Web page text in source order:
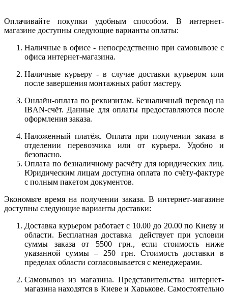
Оплачивайте покупки удобным способом. В интернет-
магазине доступны следующие варианты оплаты:
Наличные в офисе - непосредственно при самовывозе с
офиса интернет-магазина.
Наличные курьеру - в случае доставки курьером или
после завершения монтажных работ мастеру.
Онлайн-оплата по реквизитам. Безналичный перевод на
IBAN-счёт. Данные для оплаты предоставляются после
оформления заказа.
Наложенный платёж. Оплата при получении заказа в
отделении перевозчика или от курьера. Удобно и
безопасно.
Оплата по безналичному расчёту для юридических лиц.
Юридическим лицам доступна оплата по счёту-фактуре
с полным пакетом документов.
Экономьте время на получении заказа. В интернет-магазине
доступны следующие варианты доставки:
Доставка курьером работает с 10.00 до 20.00 по Киеву и
области. Бесплатная доставка действует при условии
суммы заказа от 5500 грн., если стоимость ниже
указанной суммы – 250 грн. Стоимость доставки в
пределах области согласовывается с менеджерами.
Самовывоз из магазина. Представительства интернет-
магазина находятся в Киеве и Харькове. Самостоятельно